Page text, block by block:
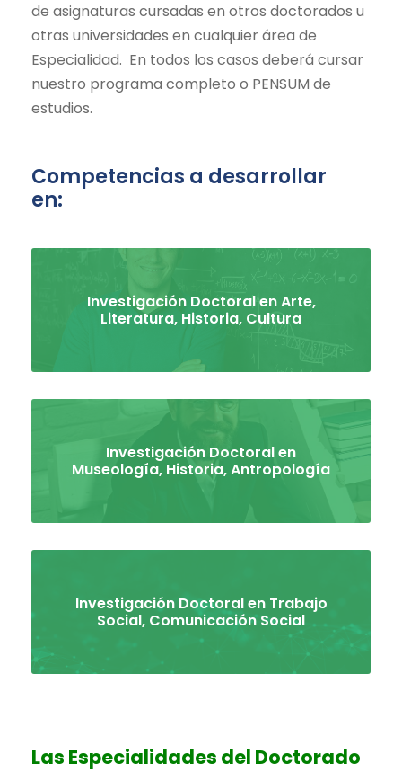
de asignaturas cursadas en otros doctorados u
otras universidades en cualquier área de
Especialidad. En todos los casos deberá cursar
nuestro programa completo o PENSUM de
estudios.
Competencias a desarrollar
en:
Investigación Doctoral en Arte,
Literatura, Historia, Cultura
Investigación Doctoral en
Museología, Historia, Antropología
Investigación Doctoral en Trabajo
Social, Comunicación Social
Las Especialidades del Doctorado